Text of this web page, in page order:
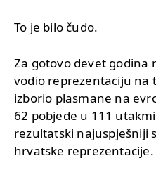
To je bilo čudo.
Za gotovo devet godina
vodio reprezentaciju na
izborio plasmane na
62 pobjede u 111
rezultatski najuspješniji
hrvatske reprezentacije.